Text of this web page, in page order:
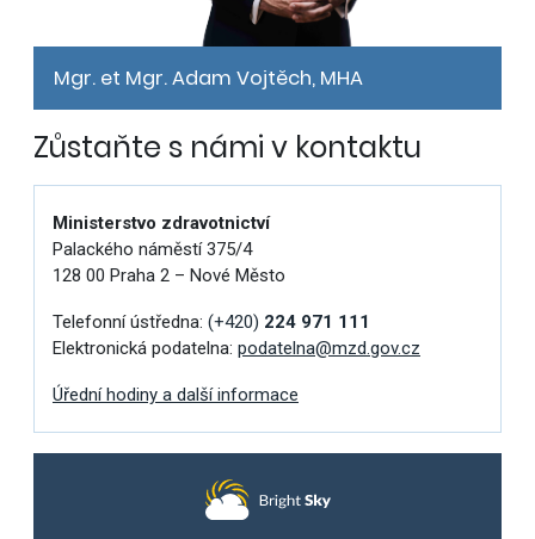
Mgr. et Mgr. Adam Vojtěch, MHA
Zůstaňte s námi v kontaktu
Ministerstvo zdravotnictví
Palackého náměstí 375/4
128 00 Praha 2 – Nové Město
Telefonní ústředna: (+420) 224 971 111
Elektronická podatelna: podatelna@mzd.gov.cz
Úřední hodiny a další informace